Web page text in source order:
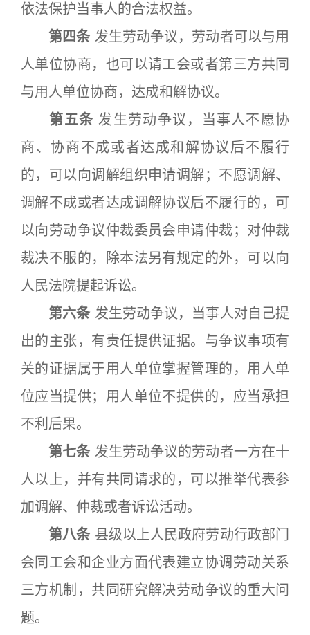
依法保护当事人的合法权益。
第四条 发生劳动争议，劳动者可以与用
人单位协商，也可以请工会或者第三方共同
与用人单位协商，达成和解协议。
第五条 发生劳动争议，当事人不愿协
商、协商不成或者达成和解协议后不履行
的，可以向调解组织申请调解；不愿调解、
调解不成或者达成调解协议后不履行的，可
以向劳动争议仲裁委员会申请仲裁；对仲裁
裁决不服的，除本法另有规定的外，可以向
人民法院提起诉讼。
第六条 发生劳动争议，当事人对自己提
出的主张，有责任提供证据。与争议事项有
关的证据属于用人单位掌握管理的，用人单
位应当提供；用人单位不提供的，应当承担
不利后果。
第七条 发生劳动争议的劳动者一方在十
人以上，并有共同请求的，可以推举代表参
加调解、仲裁或者诉讼活动。
第八条 县级以上人民政府劳动行政部门
会同工会和企业方面代表建立协调劳动关系
三方机制，共同研究解决劳动争议的重大问
题。